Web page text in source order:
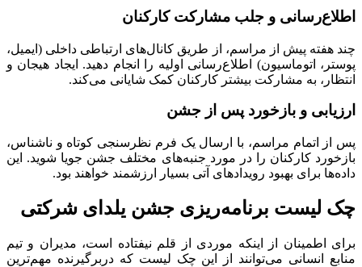
اطلاع‌رسانی و جلب مشارکت کارکنان
چند هفته پیش از مراسم، از طریق کانال‌های ارتباطی داخلی (ایمیل،
پوستر، اتوماسیون) اطلاع‌رسانی اولیه را انجام دهید. ایجاد هیجان و
انتظار، به مشارکت بیشتر کارکنان کمک شایانی می‌کند.
ارزیابی و بازخورد پس از جشن
پس از اتمام مراسم، با ارسال یک فرم نظرسنجی کوتاه و ناشناس،
بازخورد کارکنان را در مورد جنبه‌های مختلف جشن جویا شوید. این
داده‌ها برای بهبود رویدادهای آتی بسیار ارزشمند خواهند بود.
چک لیست برنامه‌ریزی جشن یلدای شرکتی
برای اطمینان از اینکه موردی از قلم نیفتاده است، مدیران و تیم
منابع انسانی می‌توانند از این چک لیست که دربرگیرنده مهم‌ترین